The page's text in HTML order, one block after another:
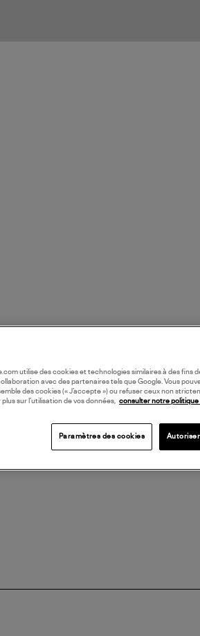
utilise des cookies et technologies similaires à des fins
avec des partenaires tels que Google. Vous
des cookies (« J’accepte ») ou refuser ceux non
plus sur l’utilisation de vos données, consulter notre politique
Paramètres des cookies